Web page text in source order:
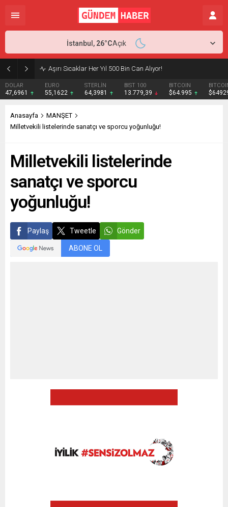
Aşırı Sıcaklar Her Yıl 500 Bin Can Alıyor!
DOLAR
47,6961
EURO
55,1622
STERLİN
64,3981
BIST 100
13.779,39
BITCOIN
$64.995
İstanbul, 26°CAçık
Anasayfa
MANŞET
Milletvekili listelerinde sanatçı ve sporcu yoğunluğu!
Milletvekili listelerinde
sanatçı ve sporcu
yoğunluğu!
Paylaş Tweetle Gönder
ABONE OL